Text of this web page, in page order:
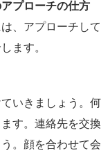
プローチの仕方
、アプローチし
ます。
いきましょう。
す。連絡先を交
。顔を合わせて